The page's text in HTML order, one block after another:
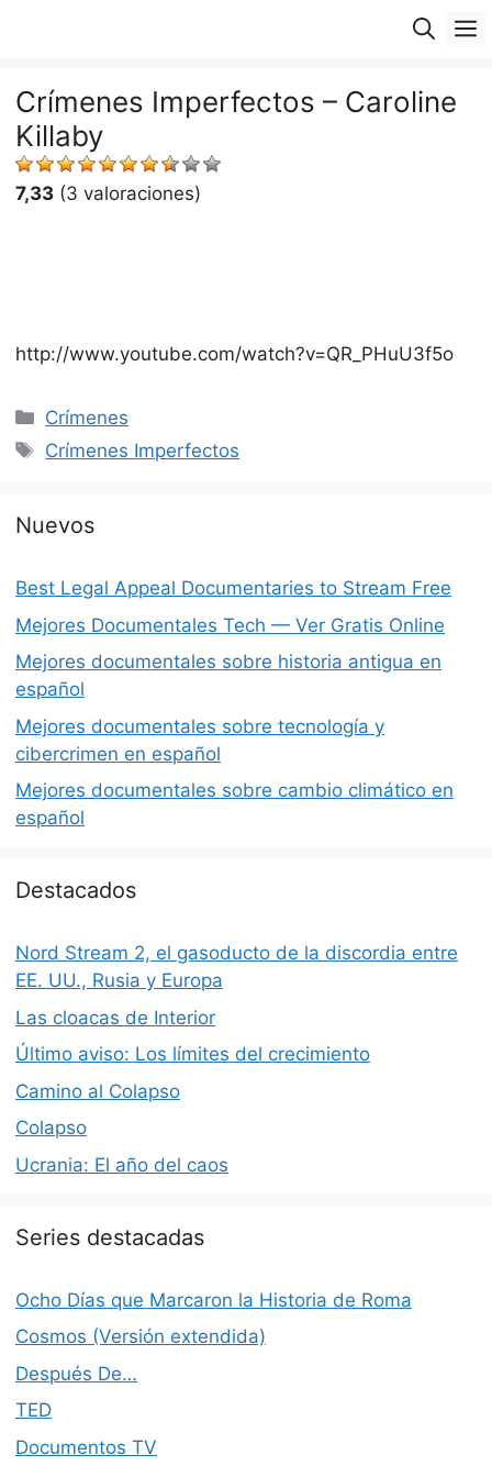
Crímenes Imperfectos – Caroline
Killaby
7,33 (3 valoraciones)
http://www.youtube.com/watch?v=QR_PHuU3f5o
Categorías
Crímenes
Etiquetas
Crímenes Imperfectos
Nuevos
Best Legal Appeal Documentaries to Stream Free
Mejores Documentales Tech — Ver Gratis Online
Mejores documentales sobre historia antigua en
español
Mejores documentales sobre tecnología y
cibercrimen en español
Mejores documentales sobre cambio climático en
español
Destacados
Nord Stream 2, el gasoducto de la discordia entre
EE. UU., Rusia y Europa
Las cloacas de Interior
Último aviso: Los límites del crecimiento
Camino al Colapso
Colapso
Ucrania: El año del caos
Series destacadas
Ocho Días que Marcaron la Historia de Roma
Cosmos (Versión extendida)
Después De…
TED
Documentos TV